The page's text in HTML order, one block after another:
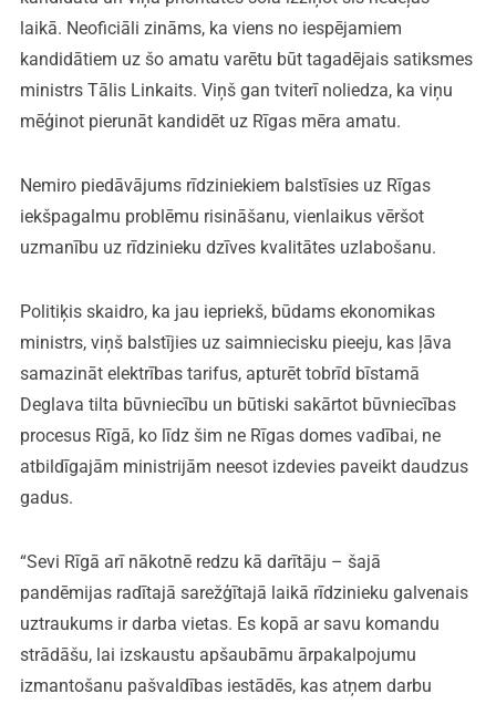
laikā. Neoficiāli zināms, ka viens no iespējamiem
kandidātiem uz šo amatu varētu būt tagadējais satiksmes
ministrs Tālis Linkaits. Viņš gan tviterī noliedza, ka viņu
mēģinot pierunāt kandidēt uz Rīgas mēra amatu.
Nemiro piedāvājums rīdziniekiem balstīsies uz Rīgas
iekšpagalmu problēmu risināšanu, vienlaikus vēršot
uzmanību uz rīdzinieku dzīves kvalitātes uzlabošanu.
Politiķis skaidro, ka jau iepriekš, būdams ekonomikas
ministrs, viņš balstījies uz saimniecisku pieeju, kas ļāva
samazināt elektrības tarifus, apturēt tobrīd bīstamā
Deglava tilta būvniecību un būtiski sakārtot būvniecības
procesus Rīgā, ko līdz šim ne Rīgas domes vadībai, ne
atbildīgajām ministrijām neesot izdevies paveikt daudzus
gadus.
“Sevi Rīgā arī nākotnē redzu kā darītāju – šajā
pandēmijas radītajā sarežģītajā laikā rīdzinieku galvenais
uztraukums ir darba vietas. Es kopā ar savu komandu
strādāšu, lai izskaustu apšaubāmu ārpakalpojumu
izmantošanu pašvaldības iestādēs, kas atņem darbu